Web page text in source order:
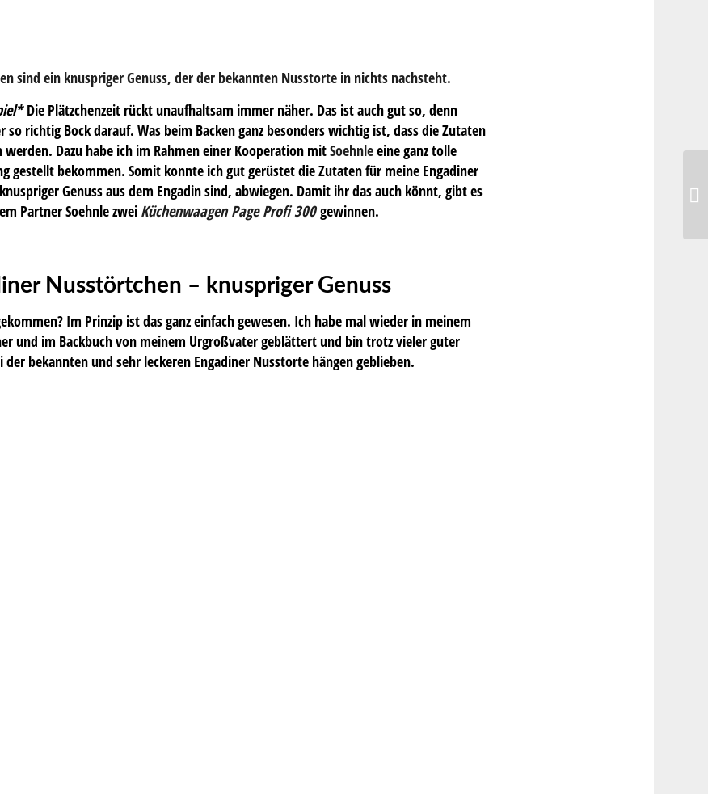
sind ein knuspriger Genuss, der der bekannten Nusstorte in nichts nachsteht.
Die Plätzchenzeit rückt unaufhaltsam immer näher. Das ist auch gut so, denn
richtig Bock darauf. Was beim Backen ganz besonders wichtig ist, dass die Zutaten
Dazu habe ich im Rahmen einer Kooperation mitSoehnleeine ganz tolle
gestellt bekommen. Somit konnte ich gut gerüstet die Zutaten für meine Engadiner
Genuss aus dem Engadin sind, abwiegen. Damit ihr das auch könnt, gibt es
Partner Soehnle zwei Küchenwaagen Page Profi 300gewinnen.
Nusstörtchen – knuspriger Genuss
Im Prinzip ist das ganz einfach gewesen. Ich habe mal wieder in meinem
und im Backbuch von meinem Urgroßvater geblättert und bin trotz vieler guter
der bekannten und sehr leckeren Engadiner Nusstorte hängen geblieben.